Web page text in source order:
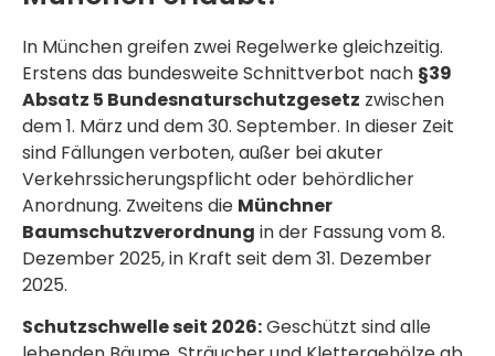
In München greifen zwei Regelwerke gleichzeitig.
Erstens das bundesweite Schnittverbot nach §39
Absatz 5 Bundesnaturschutzgesetz zwischen
dem 1. März und dem 30. September. In dieser Zeit
sind Fällungen verboten, außer bei akuter
Verkehrssicherungspflicht oder behördlicher
Anordnung. Zweitens die Münchner
Baumschutzverordnung in der Fassung vom 8.
Dezember 2025, in Kraft seit dem 31. Dezember
2025.
Schutzschwelle seit 2026:Geschützt sind alle